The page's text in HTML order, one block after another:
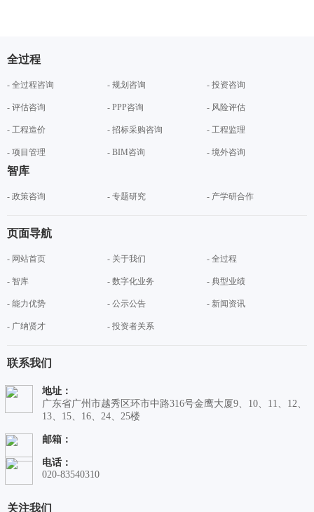
全过程
- 全过程咨询 - 规划咨询 - 投资咨询
- 评估咨询 - PPP咨询 - 风险评估
- 工程造价 - 招标采购咨询 - 工程监理
- 项目管理 - BIM咨询 - 境外咨询
智库
- 政策咨询 - 专题研究 - 产学研合作
页面导航
- 网站首页 - 关于我们 - 全过程
- 智库 - 数字化业务 - 典型业绩
- 能力优势 - 公示公告 - 新闻资讯
- 广纳贤才 - 投资者关系
联系我们
地址：
广东省广州市越秀区环市中路316号金鹰大厦9、10、11、12、
13、15、16、24、25楼
邮箱：
电话：
020-83540310
关注我们